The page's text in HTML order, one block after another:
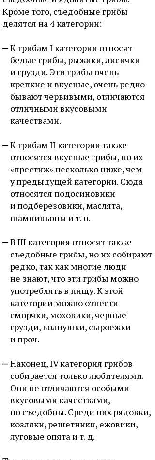
Кроме того, съедобные грибы
делятся на 4 категории:
К грибам I категории относят
белые грибы, рыжики, лисички
и грузди. Эти грибы очень
крепкие и вкусные, очень редко
бывают червивыми, отличаются
отличными вкусовыми
качествами.
К грибам II категории также
относятся вкусные грибы, но их
«престиж» несколько ниже, чем
у предыдущей категории. Сюда
относятся подосиновики
и подберезовики, маслята,
шампиньоны и т. п.
В III категория относят также
съедобные грибы, но их собирают
редко, так как многие люди
не знают, что эти грибы можно
употреблять в пищу. К этой
категории можно отнести
сморчки, моховики, черные
грузди, волнушки, сыроежки
и проч.
Наконец, IV категория грибов
собирается только любителями.
Они не отличаются особыми
вкусовыми качествами,
но съедобны. Среди них рядовки,
козляки, решетники, ежовики,
луговые опята и т. д.